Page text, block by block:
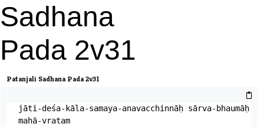
Sadhana
Pada 2v31
Patanjali Sadhana Pada 2v31
jāti-deśa-kāla-samaya-anavacchinnāḥ sārva-bhaumāḥ
mahā-vratam